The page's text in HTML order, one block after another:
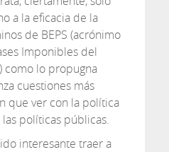
a la eficacia de la
de BEPS (acrónimo
Imponibles del
como lo propugna
cuestiones más
que ver con la política
políticas públicas.
interesante traer a